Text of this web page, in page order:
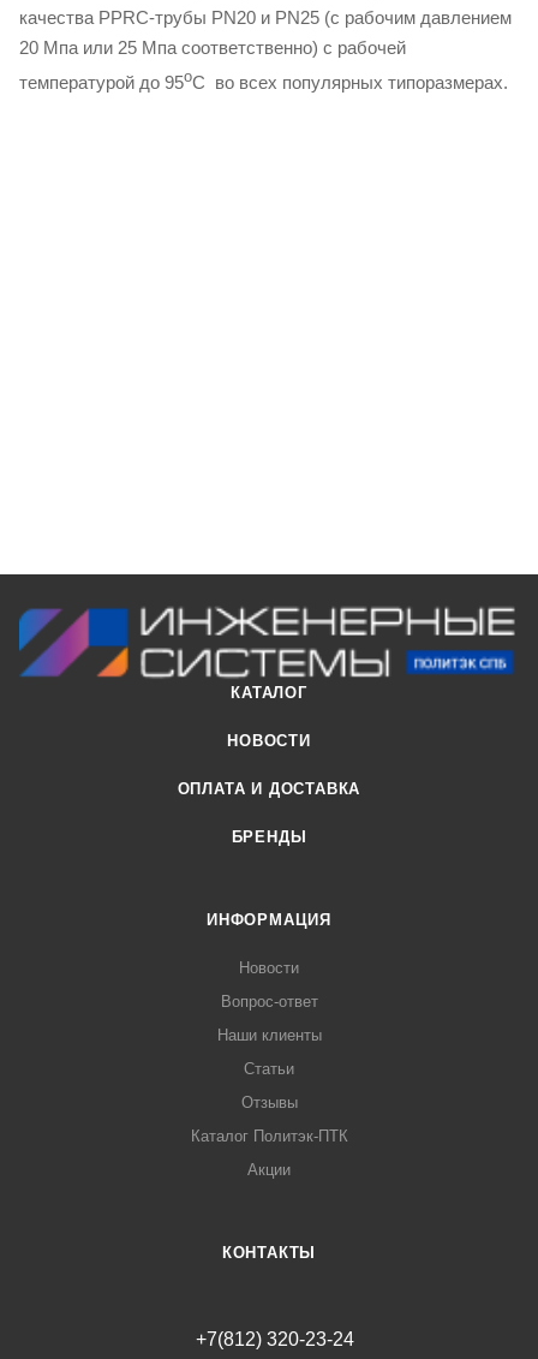
качества PPRC-трубы PN20 и PN25 (с рабочим давлением
20 Мпа или 25 Мпа соответственно) с рабочей
температурой до 95оС во всех популярных типоразмерах.
КАТАЛОГ
НОВОСТИ
ОПЛАТА И ДОСТАВКА
БРЕНДЫ
ИНФОРМАЦИЯ
Новости
Вопрос-ответ
Наши клиенты
Статьи
Отзывы
Каталог Политэк-ПТК
Акции
КОНТАКТЫ
+7(812) 320-23-24